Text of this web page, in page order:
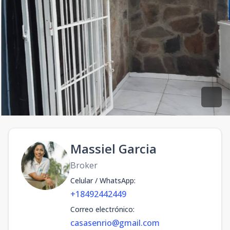
Massiel Garcia
Broker
Celular / WhatsApp:
+18492442449
Correo electrónico:
casasenrio@gmail.com